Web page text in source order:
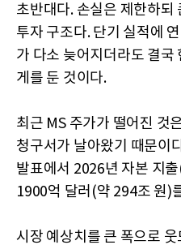
초반대다. 손실은 제한하되
투자 구조다. 단기 실적에
가 다소 늦어지더라도 결국
게를 둔 것이다.
최근 MS 주가가 떨어진 것
청구서가 날아왔기 때문이
발표에서 2026년 자본 지
1900억 달러(약 294조 원)
시장 예상치를 큰 폭으로